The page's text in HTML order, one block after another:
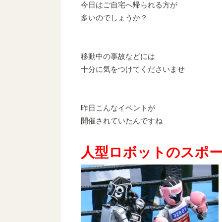
今日はご自宅へ帰られる方が
多いのでしょうか？
移動中の事故などには
十分に気をつけてくださいませ
昨日こんなイベントが
開催されていたんですね
人型ロボットのスポ